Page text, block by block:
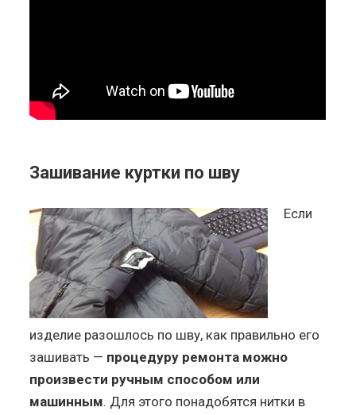
Зашивание куртки по шву
Если
изделие разошлось по шву, как правильно его
зашивать — процедуру ремонта можно
произвести ручным способом или
машинным. Для этого понадобятся нитки в